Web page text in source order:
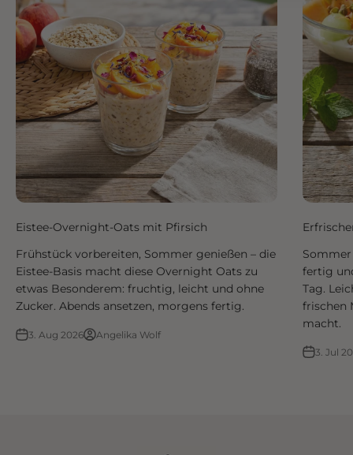
Eistee-Overnight-Oats mit Pfirsich
Frühstück vorbereiten, Sommer genießen – die
Eistee-Basis macht diese Overnight Oats zu
etwas Besonderem: fruchtig, leicht und ohne
Zucker. Abends ansetzen, morgens fertig.
3. Aug 2026 Angelika Wolf
fertig
Tag.
frischen
macht.
3. Jul